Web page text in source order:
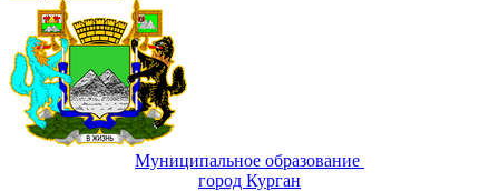
Муниципальное образование
город Курган